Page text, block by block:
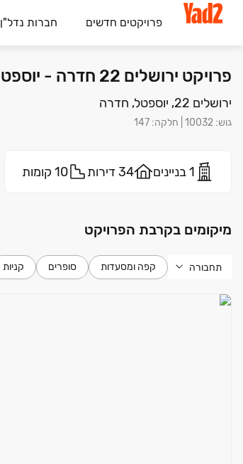
פרויקטים חדשים חברות נדל"ן
פרויקט ירושלים 22 חדרה - יוספטל, חדרה | יזמות פרטית
ירושלים 22, יוספטל, חדרה
גוש:
10032 חלקה:
147
1 בניינים 34 דירות 10 קומות
מיקומים בקרבת הפרויקט
תחבורה קפה ומסעדות סופרים קניות